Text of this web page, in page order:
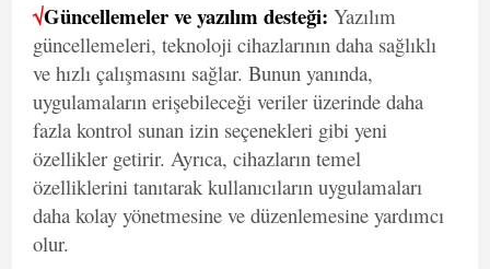
√Güncellemeler ve yazılım desteği: Yazılım
güncellemeleri, teknoloji cihazlarının daha sağlıklı
ve hızlı çalışmasını sağlar. Bunun yanında,
uygulamaların erişebileceği veriler üzerinde daha
fazla kontrol sunan izin seçenekleri gibi yeni
özellikler getirir. Ayrıca, cihazların temel
özelliklerini tanıtarak kullanıcıların uygulamaları
daha kolay yönetmesine ve düzenlemesine yardımcı
olur.